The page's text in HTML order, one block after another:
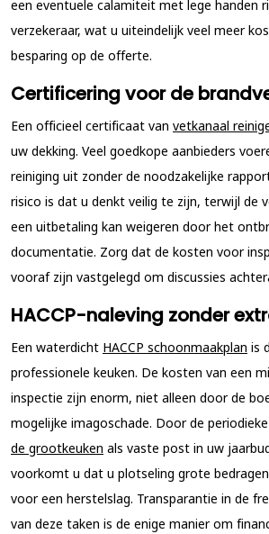
een eventuele calamiteit met lege handen
verzekeraar, wat u uiteindelijk veel meer
besparing op de offerte.
Certificering voor de
Een officieel certificaat van vetkanaal
uw dekking. Veel goedkope aanbieders
reiniging uit zonder de noodzakelijke
risico is dat u denkt veilig te zijn, terwijl de
een uitbetaling kan weigeren door het
documentatie. Zorg dat de kosten voor
vooraf zijn vastgelegd om discussies
HACCP-naleving zonder
Een waterdicht HACCP schoonmaakplan is
professionele keuken. De kosten van een
inspectie zijn enorm, niet alleen door de
mogelijke imagoschade. Door de periodieke
de grootkeuken als vaste post in uw
voorkomt u dat u plotseling grote
voor een herstelslag. Transparantie in de
van deze taken is de enige manier om